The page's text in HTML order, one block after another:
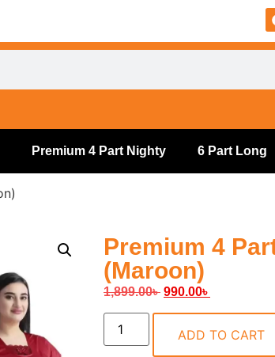
Premium 4 Part Nighty 6 Part Long
Premium 4
(Maroon)
1,899.00৳ 990.00৳
ADD TO CART